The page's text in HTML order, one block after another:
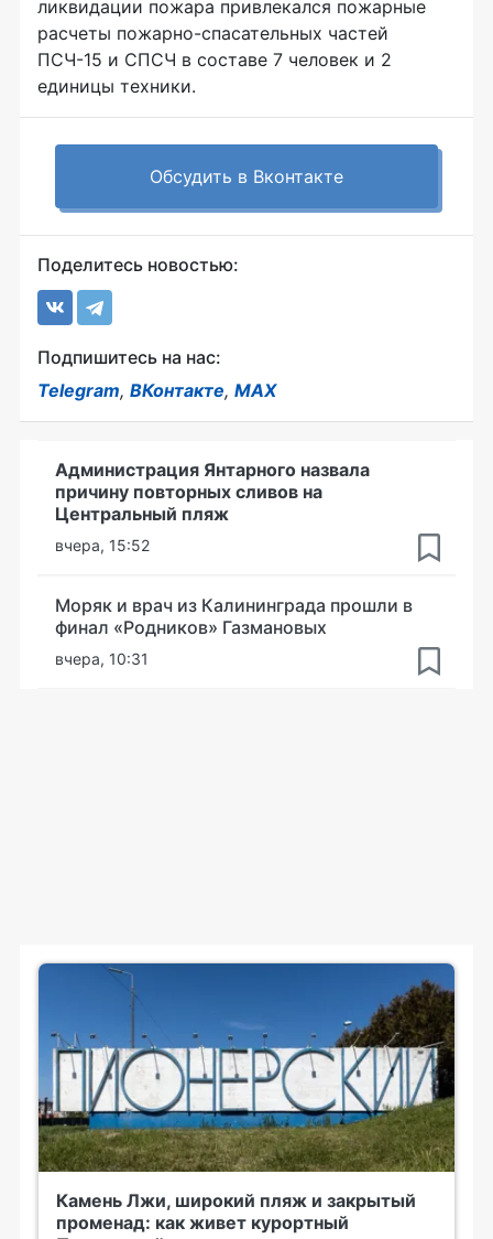
ликвидации пожара привлекался пожарные
расчеты пожарно-спасательных частей
ПСЧ-15 и СПСЧ в составе 7 человек и 2
единицы техники.
Обсудить в Вконтакте
Поделитесь новостью:
Подпишитесь на нас:
Telegram, ВКонтакте, MAX
Администрация Янтарного назвала
причину повторных сливов на
Центральный пляж
вчера, 15:52
Моряк и врач из Калининграда прошли в
финал «Родников» Газмановых
вчера, 10:31
Камень Лжи, широкий пляж и закрытый
променад: как живет курортный